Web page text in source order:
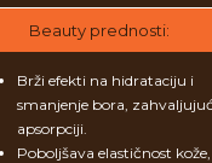
Beauty prednosti:
Brži efekti na hidrataciju i
smanjenje bora,
apsorpciji.
Poboljšava elastičnost